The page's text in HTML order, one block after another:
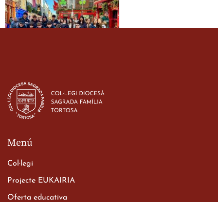
d’ESO-BSD a Irlanda
23 de març de 2026
Menú
Col·legi
Projecte EUKAIRIA
Oferta educativa